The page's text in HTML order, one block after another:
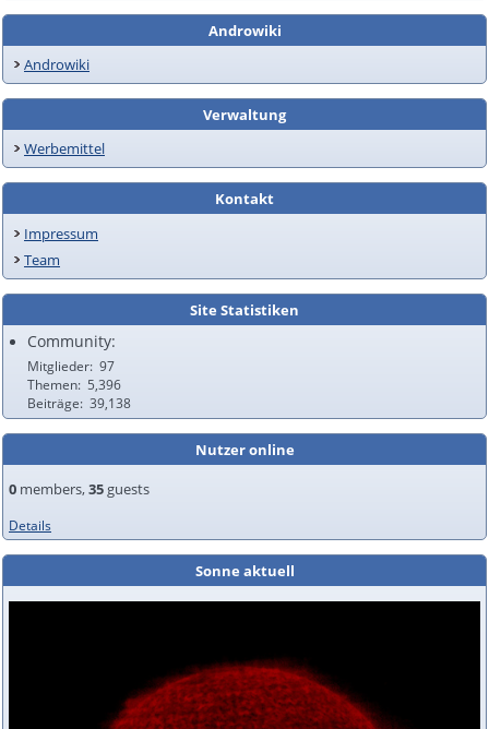
Androwiki
Androwiki
Verwaltung
Werbemittel
Kontakt
Impressum
Team
Site Statistiken
Community:
Mitglieder 97
Themen 5,396
Beiträge 39,138
Nutzer online
0 members,35 guests
Details
Sonne aktuell